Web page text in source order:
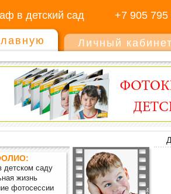
в детский сад +7 905 795
Личный кабинет
детском саду
жизнь
фотосессии